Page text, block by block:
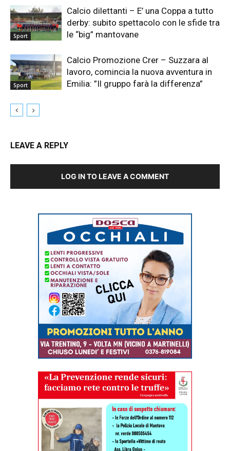
Sport
Calcio dilettanti – E’ una Coppa a tutto
derby: subito spettacolo con le sfide tra
le “big” mantovane
Sport
Calcio Promozione Crer – Suzzara al
lavoro, comincia la nuova avventura in
Emilia: ”Il gruppo farà la differenza”
LEAVE A REPLY
LOG IN TO LEAVE A COMMENT